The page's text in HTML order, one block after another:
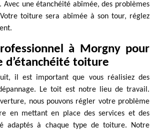
une étanchéité abîmée, des problèmes
toiture sera abîmée à son tour, réglez
à Morgny pour
d’étanchéité toiture
il est important que vous réalisiez des
Le toit est notre lieu de travail.
nous pouvons régler votre problème
en mettant en place des services et des
adaptés à chaque type de toiture. Notre